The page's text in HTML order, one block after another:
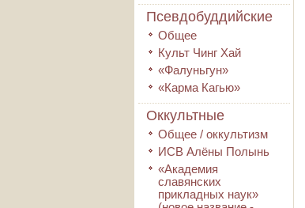
Псевдобуддийские
Общее
Культ Чинг Хай
«Фалуньгун»
«Карма Кагью»
Оккультные
Общее / оккультизм
ИСВ Алёны Полынь
«Академия
славянских
прикладных наук»